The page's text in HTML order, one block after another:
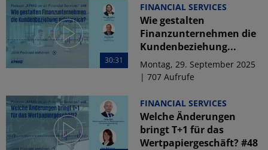
30:31
FINANCIAL SERVICES
Wie gestalten
Finanzunternehmen die
Kundenbeziehung...
Montag, 29. September 2025
| 707 Aufrufe
FINANCIAL SERVICES
Welche Änderungen
bringt T+1 für das
Wertpapiergeschäft? #48